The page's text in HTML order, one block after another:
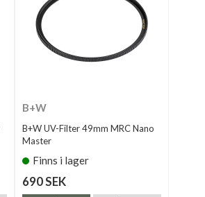
B+W
B+W UV-Filter 49mm MRC Nano
Master
Finns i lager
690 SEK